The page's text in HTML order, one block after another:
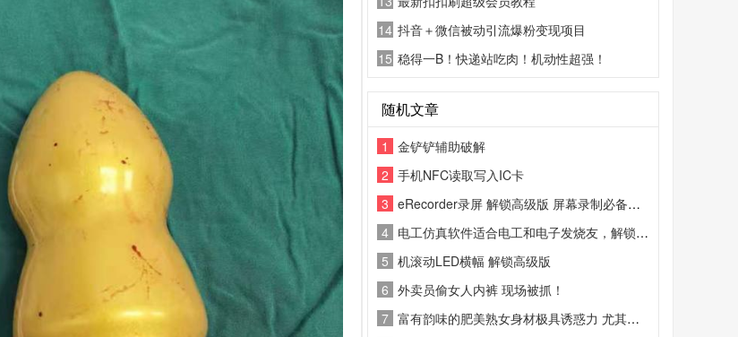
14 抖音＋微信被动引流爆粉变现项目
15 稳得一B！快递站吃肉！机动性超强！
随机文章
1
金铲铲辅助破解
2 手机NFC读取写入IC卡
3 eRecorder录屏 解锁高级版 屏幕录制必备工具
4 电工仿真软件适合电工和电子发烧友，解锁了永久会员，尽情学习吧
5 机滚动LED横幅 解锁高级版
6 外卖员偷女人内裤 现场被抓！
7 富有韵味的肥美熟女身材极具诱惑力 尤其是这对柔软